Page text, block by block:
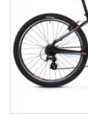
wariantów.
Opcje
można
wybrać
na
stronie